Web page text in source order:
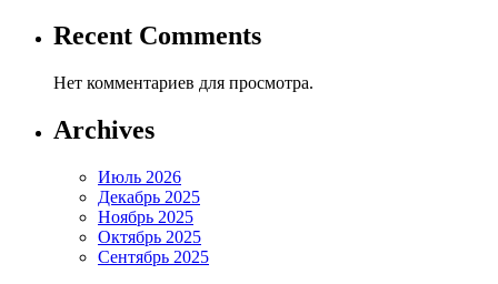
Recent Comments
Нет комментариев для просмотра.
Archives
Июль 2026
Декабрь 2025
Ноябрь 2025
Октябрь 2025
Сентябрь 2025